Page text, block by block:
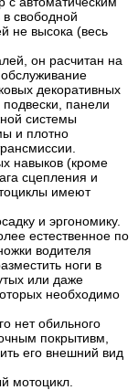
в свободной
не высока (весь
он расчитан на
декоративных
панели
системы
и плотно
навыков (кроме
сцепления и
имеют
и эргономику.
естественное по
водителя
ноги в
или даже
необходимо
нет обильного
покрытивм,
его внешний вид
мотоцикл.